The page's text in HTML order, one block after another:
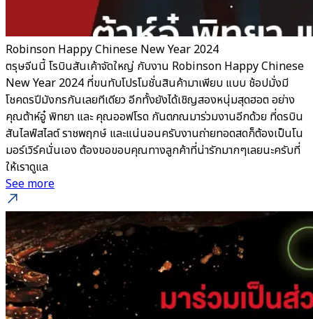
Robinson Happy Chinese New Year 2024
ตรุษจีนนี้ โรบินสันเค้าจัดใหญ่ กับงาน Robinson Happy Chinese
New Year 2024 ที่ขนทับโปรโมชั่นสินค้ามาเพียบ แบบ ช้อปมั่งมี
โชคดรปีมังกรกันเลยทีเดียว อีกทั้งยังได้เชิญสองหนุ่มสุดฮอต อย่าง
คุณต้าห์อู๋ พิทยา และ คุณออฟโรด กันตภณมาร่วมงานอีกด้วย ที่ดรบิน
สันไลฟ์สไลต์ ราชพฤกษ์ และแน่นอนครับงานถ่ายทอดสดก็ต้องเป็นโน
มอร์เวิร์คนั่นเอง ต้องขอขอบคุณทางลูกค้าที่น่ารักมากๆเลยนะครับที่
ให้เราดูแล
See more